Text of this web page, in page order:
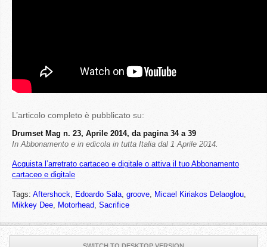
L’articolo completo è pubblicato su:
Drumset Mag n. 23, Aprile 2014, da pagina 34 a 39
In Abbonamento e in edicola in tutta Italia dal 1 Aprile 2014.
Acquista l’arretrato cartaceo e digitale o attiva il tuo Abbonamento
cartaceo e digitale
Tags: Aftershock, Edoardo Sala, groove, Micael Kiriakos Delaoglou,
Mikkey Dee, Motorhead, Sacrifice